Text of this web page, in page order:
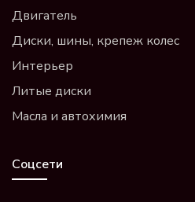
Двигатель
Диски, шины, крепеж колес
Интерьер
Литые диски
Масла и автохимия
Соцсети